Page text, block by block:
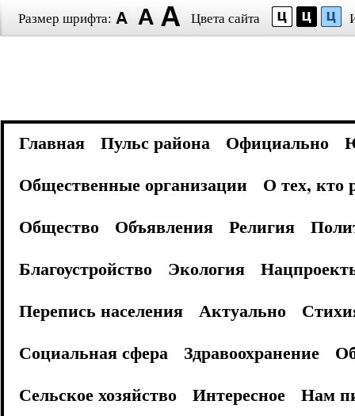
Размер шрифта: Цвета сайта
Главная Пульс района Официально
Общественные организации
О тех, кто
Общество
Объявления Религия
Благоустройство
Экология
Перепись населения
Актуально
Социальная сфера
Здравоохранение
Сельское хозяйство
Интересное
Нам